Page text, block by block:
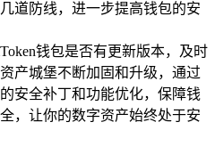
道防线，进一步提高钱包的安
钱包是否有更新版本，及时
产城堡不断加固和升级，通过
安全补丁和功能优化，保障钱
，让你的数字资产始终处于安